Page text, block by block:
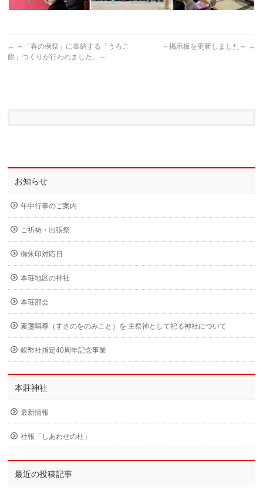
← ～「春の例祭」に奉納する「うろこ
餅」つくりが行われました。～
～掲示板を更新しました～ →
お知らせ
年中行事のご案内
ご祈祷・出張祭
御朱印対応日
本荘地区の神社
本荘部会
素盞嗚尊（すさのをのみこと）を 主祭神として祀る神社について
銀幣社指定40周年記念事業
本莊神社
最新情報
社報「しあわせの杜」
最近の投稿記事